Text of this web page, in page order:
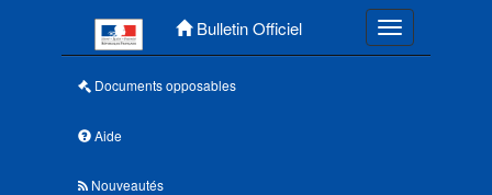
Bulletin Officiel Toggle
Documents opposables
Aide
Nouveautés